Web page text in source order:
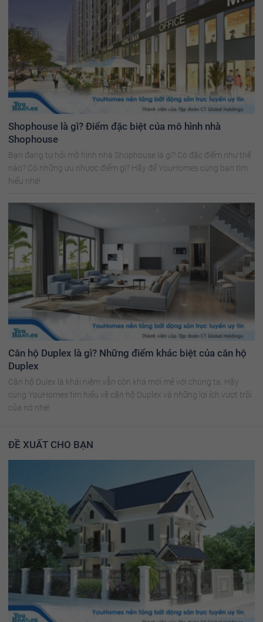
Shophouse là gì? Điểm đặc biệt của mô hình nhà
Shophouse
Bạn đang tự hỏi mô hình nhà Shophouse là gì? Có đặc điểm như thế
nào? Có những ưu nhược điểm gì? Hãy để YouHomes cùng bạn tìm
hiểu nhé!
Căn hộ Duplex là gì? Những điểm khác biệt của căn hộ
Duplex
Căn hộ Dulex là khái niệm vẫn còn khá mới mẻ với chúng ta. Hãy
cùng YouHomes tìm hiểu về căn hộ Duplex và những lợi ích vượt trội
của nó nhé!
ĐỀ XUẤT CHO BẠN